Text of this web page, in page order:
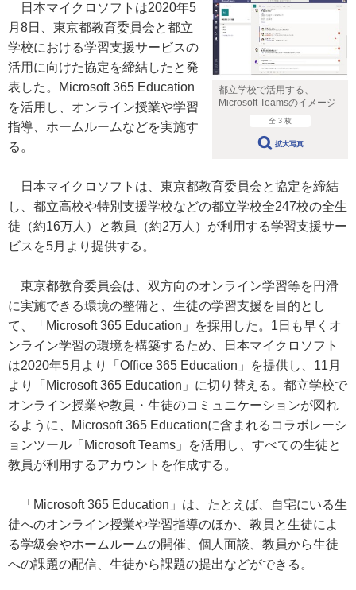
都立学校で活用する、
Microsoft Teamsのイメージ
全 3 枚
拡大写真
日本マイクロソフトは2020年5
月8日、東京都教育委員会と都立
学校における学習支援サービスの
活用に向けた協定を締結したと発
表した。Microsoft 365 Education
を活用し、オンライン授業や学習
指導、ホームルームなどを実施す
る。
日本マイクロソフトは、東京都教育委員会と協定を締結
し、都立高校や特別支援学校などの都立学校全247校の全生
徒（約16万人）と教員（約2万人）が利用する学習支援サー
ビスを5月より提供する。
東京都教育委員会は、双方向のオンライン学習等を円滑
に実施できる環境の整備と、生徒の学習支援を目的とし
て、「Microsoft 365 Education」を採用した。1日も早くオ
ンライン学習の環境を構築するため、日本マイクロソフト
は2020年5月より「Office 365 Education」を提供し、11月
より「Microsoft 365 Education」に切り替える。都立学校で
オンライン授業や教員・生徒のコミュニケーションが図れ
るように、Microsoft 365 Educationに含まれるコラボレーシ
ョンツール「Microsoft Teams」を活用し、すべての生徒と
教員が利用するアカウントを作成する。
「Microsoft 365 Education」は、たとえば、自宅にいる生
徒へのオンライン授業や学習指導のほか、教員と生徒によ
る学級会やホームルームの開催、個人面談、教員から生徒
への課題の配信、生徒から課題の提出などができる。